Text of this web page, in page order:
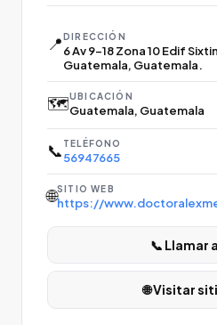
📍DIRECCIÓN
6 Av 9-18 Zona 10 Edif
Guatemala, Guatemala.
🗺️UBICACIÓN
Guatemala, Guatemala
📞 TELÉFONO
56947665
🌐SITIO WEB
https://
📞 Llamar
🌐 Visitar